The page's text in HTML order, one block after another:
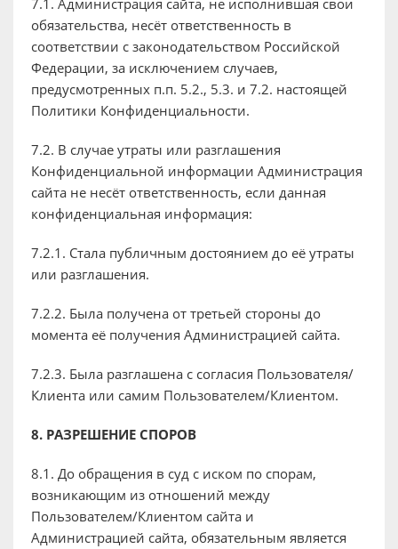
7.1. Администрация сайта, не исполнившая свои
обязательства, несёт ответственность в
соответствии с законодательством Российской
Федерации, за исключением случаев,
предусмотренных п.п. 5.2., 5.3. и 7.2. настоящей
Политики Конфиденциальности.
7.2. В случае утраты или разглашения
Конфиденциальной информации Администрация
сайта не несёт ответственность, если данная
конфиденциальная информация:
7.2.1. Стала публичным достоянием до её утраты
или разглашения.
7.2.2. Была получена от третьей стороны до
момента её получения Администрацией сайта.
7.2.3. Была разглашена с согласия Пользователя/
Клиента или самим Пользователем/Клиентом.
8. РАЗРЕШЕНИЕ СПОРОВ
8.1. До обращения в суд с иском по спорам,
возникающим из отношений между
Пользователем/Клиентом сайта и
Администрацией сайта, обязательным является